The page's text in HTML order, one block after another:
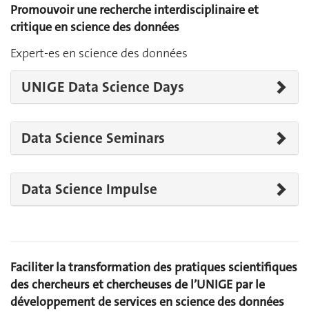
Promouvoir une recherche interdisciplinaire et
critique en science des données
Expert-es en science des données
UNIGE Data Science Days
Data Science Seminars
Data Science Impulse
Faciliter la transformation des pratiques scientifiques
des chercheurs et chercheuses de l’UNIGE par le
développement de services en science des données